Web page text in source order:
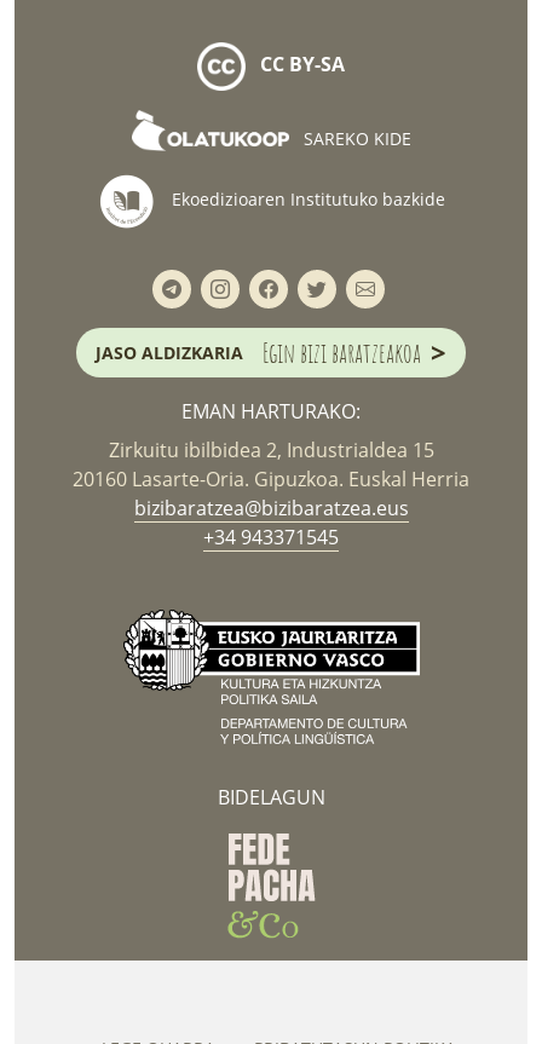
CC BY-SA
SAREKO KIDE
Ekoedizioaren Institutuko bazkide
JASO ALDIZKARIA Egin bizi baratzeakoa >
EMAN HARTURAKO:
Zirkuitu ibilbidea 2, Industrialdea 15
20160 Lasarte-Oria. Gipuzkoa. Euskal Herria
bizibaratzea@bizibaratzea.eus
+34 943371545
BIDELAGUN